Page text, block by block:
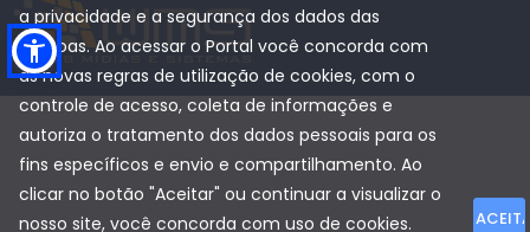
a privacidade e a segurança dos dados das
pessoas. Ao acessar o Portal você concorda com
as novas regras de utilização de cookies, com o
controle de acesso, coleta de informações e
autoriza o tratamento dos dados pessoais para os
fins específicos e envio e compartilhamento. Ao
clicar no botão "Aceitar" ou continuar a visualizar o
nosso site, você concorda com uso de cookies.